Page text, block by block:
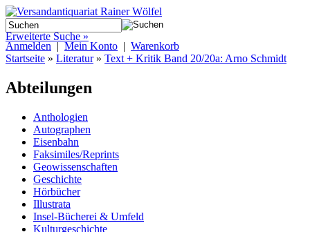
Erweiterte Suche »
Anmelden | Mein Konto | Warenkorb
Startseite » Literatur» Text + Kritik Band 20/20a: Arno Schmidt
Abteilungen
Anthologien
Autographen
Eisenbahn
Faksimiles/Reprints
Geowissenschaften
Geschichte
Hörbücher
Illustrata
Insel-Bücherei & Umfeld
Kulturgeschichte